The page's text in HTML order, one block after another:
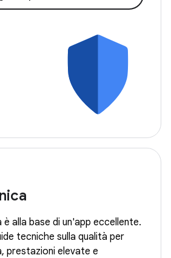
alla base di un'app eccellente.
tecniche sulla qualità per
prestazioni elevate e